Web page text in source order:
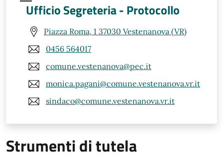
Ufficio Segreteria - Protocollo
Piazza Roma, 1 37030 Vestenanova (VR)
0456 564017
comune.vestenanova@pec.it
monica.pagani@comune.vestenanova.vr.it
sindaco@comune.vestenanova.vr.it
Strumenti di tutela